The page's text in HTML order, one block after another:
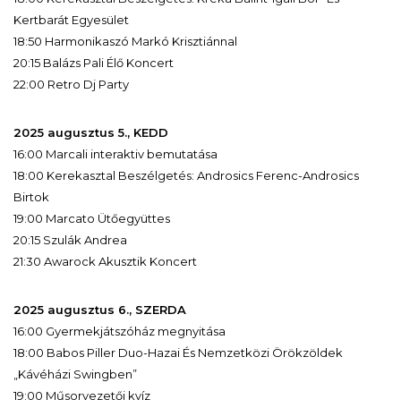
Kertbarát Egyesület
18:50 Harmonikaszó Markó Krisztiánnal
20:15 Balázs Pali Élő Koncert
22:00 Retro Dj Party
2025 augusztus 5., KEDD
16:00 Marcali interaktiv bemutatása
18:00 Kerekasztal Beszélgetés: Androsics Ferenc-Androsics
Birtok
19:00 Marcato Ütőegyüttes
20:15 Szulák Andrea
21:30 Awarock Akusztik Koncert
2025 augusztus 6., SZERDA
16:00 Gyermekjátszóház megnyitása
18:00 Babos Piller Duo-Hazai És Nemzetközi Örökzöldek
„Kávéházi Swingben”
19:00 Műsorvezetői kvíz